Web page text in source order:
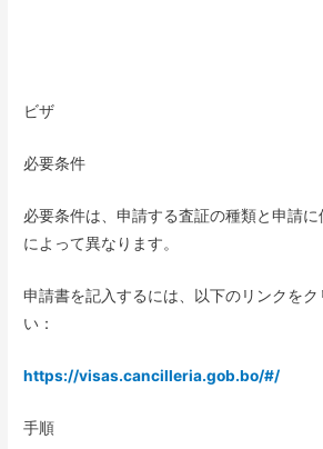
ビザ
必要条件
必要条件は、申請する査証の種類と申請に
によって異なります。
申請書を記入するには、以下のリンクをク
い：
https://visas.cancilleria.gob.bo/#/
手順